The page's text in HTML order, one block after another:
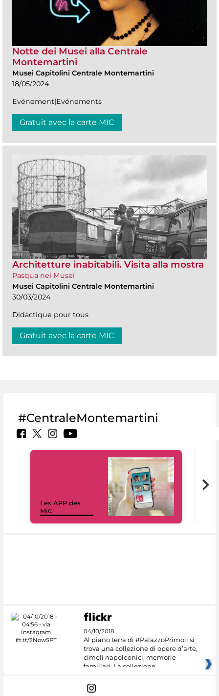
Notte dei Musei alla Centrale
Montemartini
Musei Capitolini Centrale Montemartini
18/05/2024
Evénement|Evénements
Gratuit avec la carte MIC
Architetture inabitabili. Visita alla mostra
Pasqua nei Musei
Musei Capitolini Centrale Montemartini
30/03/2024
Didactique pour tous
Gratuit avec la carte MIC
#CentraleMontemartini
Les APP des
MiC
04/10/2018
Al piano terra di #PalazzoPrimoli si
trova una collezione di opere d’arte,
cimeli napoleonici, memorie
familiari. La collezione